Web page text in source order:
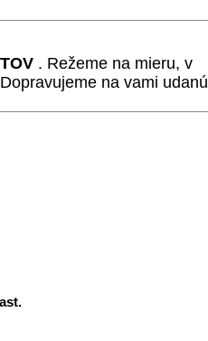
. Režeme na mieru, v
na vami udanú